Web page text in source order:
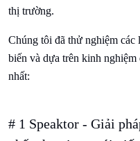
thị trường.
Chúng tôi đã thử nghiệm các
biến và dựa trên kinh
nhất:
# 1 Speaktor - Giải